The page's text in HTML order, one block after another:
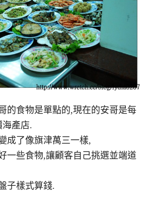
的食物是單點的,現在的安哥是每
海產店.
成了像旗津萬三一樣,
一些食物,讓顧客自己挑選並端道
子樣式算錢.